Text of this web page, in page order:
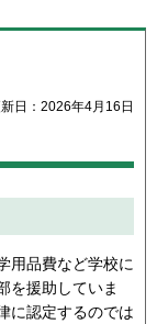
日：2026年4月16日
用品費など学校に
を援助していま
に認定するのでは